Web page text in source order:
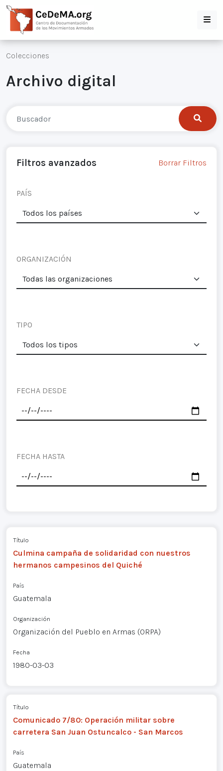
Colecciones
Archivo digital
Filtros avanzados Borrar Filtros
PAÍS
ORGANIZACIÓN
TIPO
FECHA DESDE
FECHA HASTA
Título
Culmina campaña de solidaridad con nuestros
hermanos campesinos del Quiché
País
Guatemala
Organización
Organización del Pueblo en Armas (ORPA)
Fecha
1980-03-03
Título
Comunicado 7/80: Operación militar sobre
carretera San Juan Ostuncalco - San Marcos
País
Guatemala